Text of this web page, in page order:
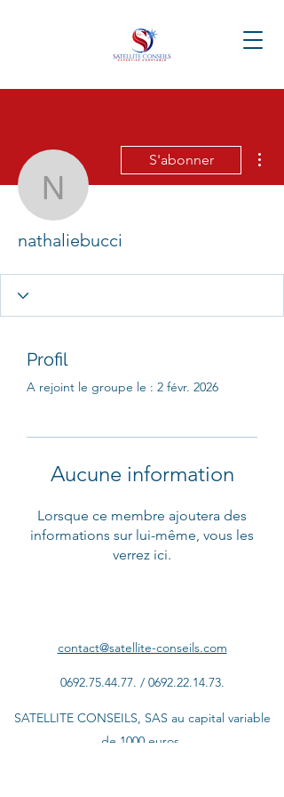
nathaliebucci
S'abonner
nathaliebucci
Profil
A rejoint le groupe le : 2 févr. 2026
Aucune information
Lorsque ce membre ajoutera des
informations sur lui-même, vous les
verrez ici.
contact@satellite-conseils.com
0692.75.44.77. / 0692.22.14.73.
SATELLITE CONSEILS, SAS au capital variable
de 1000 euros,